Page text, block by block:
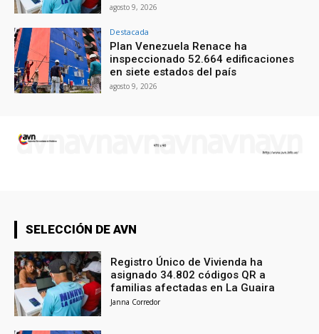
agosto 9, 2026
Destacada
Plan Venezuela Renace ha
inspeccionado 52.664 edificaciones
en siete estados del país
agosto 9, 2026
SELECCIÓN DE AVN
Registro Único de Vivienda ha
asignado 34.802 códigos QR a
familias afectadas en La Guaira
Janna Corredor